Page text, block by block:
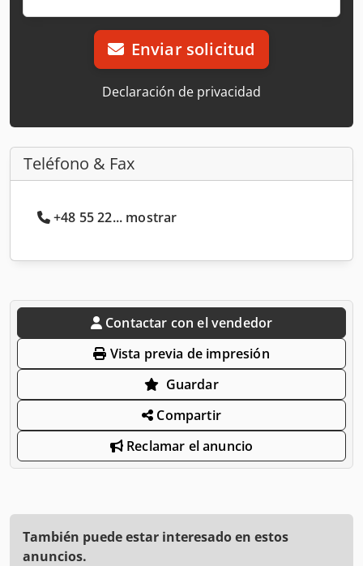
Enviar solicitud
Declaración de privacidad
Teléfono & Fax
+48 55 22... mostrar
Contactar con el vendedor
Vista previa de impresión
Guardar
Compartir
Reclamar el anuncio
También puede estar interesado en estos
anuncios.